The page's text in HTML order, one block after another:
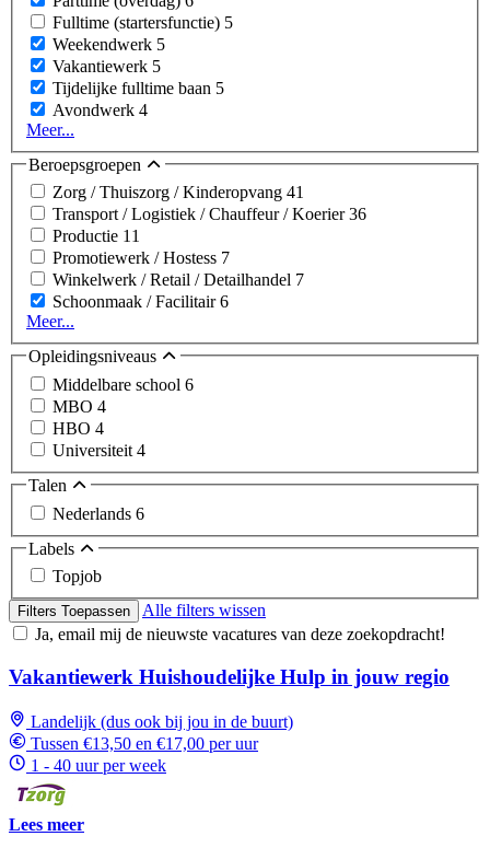
Fulltime (startersfunctie) 5
Weekendwerk 5
Vakantiewerk 5
Tijdelijke fulltime baan 5
Avondwerk 4
Meer...
Beroepsgroepen
Zorg / Thuiszorg / Kinderopvang 41
Transport / Logistiek / Chauffeur / Koerier36
Productie 11
Promotiewerk / Hostess 7
Winkelwerk / Retail / Detailhandel 7
Schoonmaak / Facilitair6
Meer...
Opleidingsniveaus
Middelbare school 6
MBO 4
HBO 4
Universiteit 4
Talen
Nederlands 6
Labels
Topjob
Filters Toepassen
Alle filters wissen
Ja, email mij de nieuwste vacatures van deze zoekopdracht!
Vakantiewerk Huishoudelijke Hulp in jouw regio
Landelijk (dus ook bij jou in de buurt)
Tussen €13,50 en €17,00 per uur
1 - 40 uur per week
Lees meer